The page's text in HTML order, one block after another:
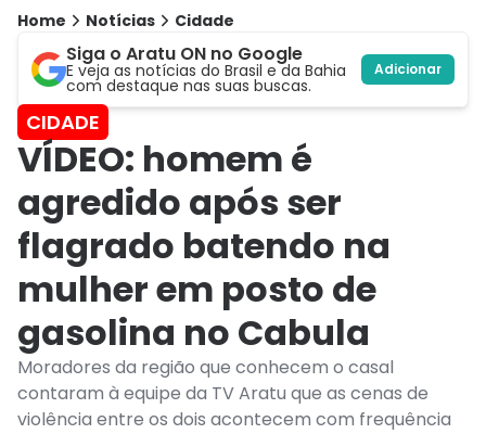
Home Notícias Cidade
Siga o Aratu ON no Google
E veja as notícias do Brasil e da Bahia
com destaque nas suas buscas.
Adicionar
CIDADE
VÍDEO: homem é
agredido após ser
flagrado batendo na
mulher em posto de
gasolina no Cabula
Moradores da região que conhecem o casal
contaram à equipe da TV Aratu que as cenas de
violência entre os dois acontecem com frequência